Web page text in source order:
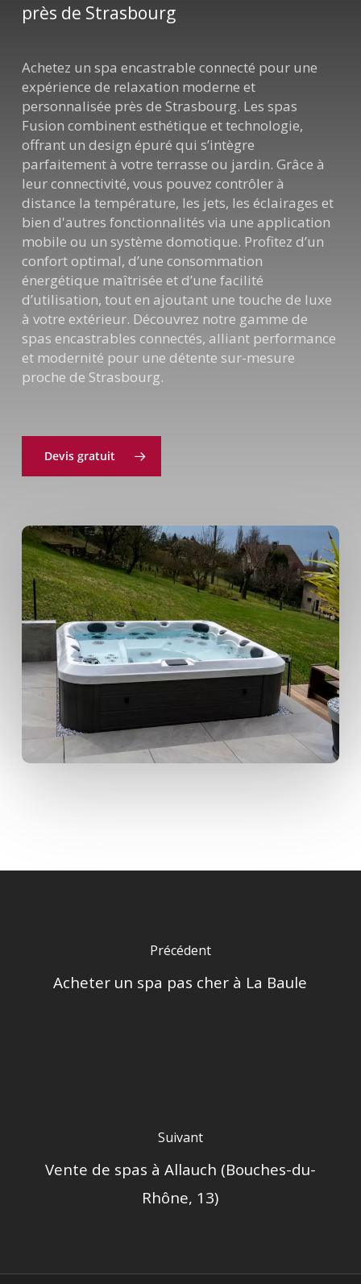
près de Strasbourg
Achetez un spa encastrable connecté pour une
expérience de relaxation moderne et
personnalisée près de Strasbourg. Les spas
Fusion combinent esthétique et technologie,
offrant un design épuré qui s’intègre
parfaitement à votre terrasse ou jardin. Grâce à
leur connectivité, vous pouvez contrôler à
distance la température, les jets, les éclairages et
bien d'autres fonctionnalités via une application
mobile ou un système domotique. Profitez d’un
confort optimal, d’une consommation
énergétique maîtrisée et d’une facilité
d’utilisation, tout en ajoutant une touche de luxe
à votre extérieur. Découvrez notre gamme de
spas encastrables connectés, alliant performance
et modernité pour une détente sur-mesure
proche de Strasbourg.
Devis gratuit
Précédent
Acheter un spa pas cher à La Baule
Suivant
Vente de spas à Allauch (Bouches-du-
Rhône, 13)